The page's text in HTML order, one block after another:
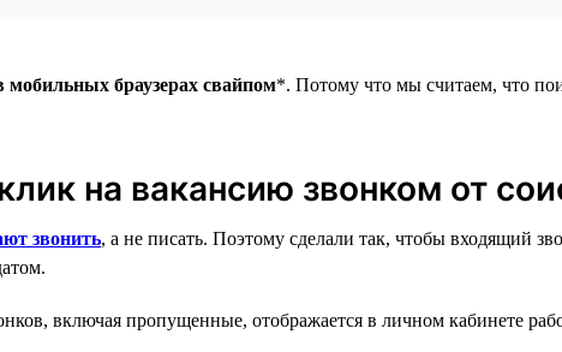
браузерах свайпом*. Потому что мы считаем, что
на вакансию звонком от
звонить, а не писать. Поэтому сделали так, чтобы входящий
включая пропущенные, отображается в личном кабинете